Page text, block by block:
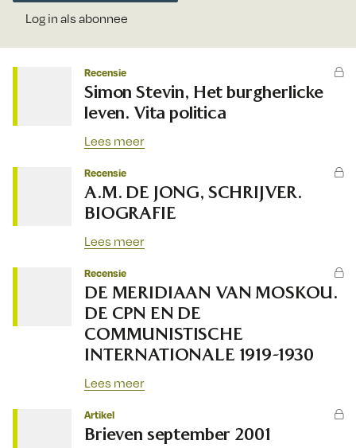
Log in als abonnee
Recensie
Simon Stevin, Het burgherlicke
leven. Vita politica
Lees meer
Recensie
A.M. DE JONG, SCHRIJVER.
BIOGRAFIE
Lees meer
Recensie
DE MERIDIAAN VAN MOSKOU.
DE CPN EN DE
COMMUNISTISCHE
INTERNATIONALE 1919-1930
Lees meer
Artikel
Brieven september 2001